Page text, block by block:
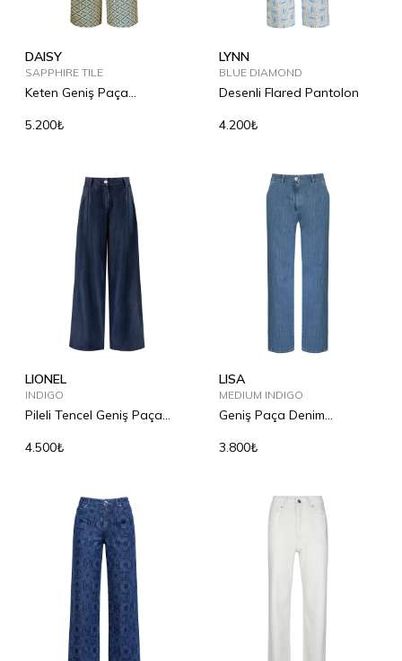
DAISY
SAPPHIRE TILE
Keten Geniş Paça
5.200₺
LYNN
BLUE DIAMOND
Desenli Flared Pantolon
4.200₺
LIONEL
INDIGO
Pileli Tencel Geniş Paça
4.500₺
LISA
MEDIUM INDIGO
Geniş Paça Denim
3.800₺